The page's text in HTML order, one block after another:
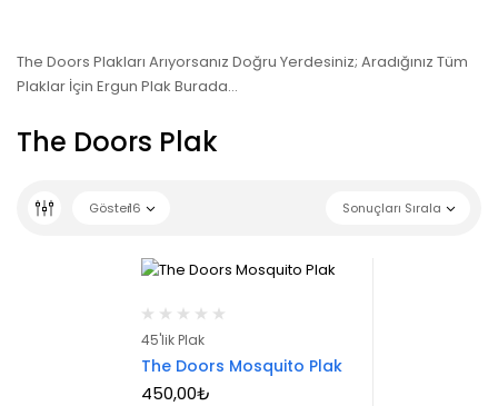
The Doors Plakları Arıyorsanız Doğru Yerdesiniz; Aradığınız Tüm
Plaklar İçin Ergun Plak Burada…
The Doors Plak
Sonuçları Sırala
Göster16
45'lik Plak
The Doors Mosquito Plak
450,00₺